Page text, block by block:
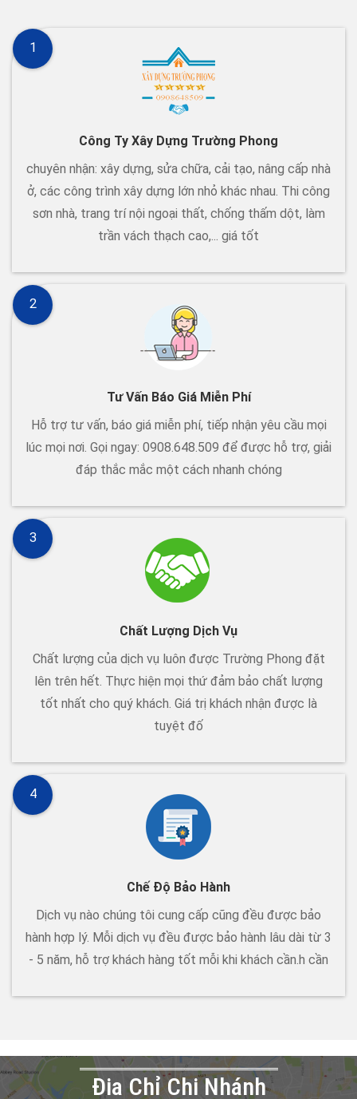
Công Ty Xây Dựng Trường Phong
chuyên nhận: xây dựng, sửa chữa, cải tạo, nâng cấp nhà
ở, các công trình xây dựng lớn nhỏ khác nhau. Thi công
sơn nhà, trang trí nội ngoại thất, chống thấm dột, làm
trần vách thạch cao,... giá tốt
1
Tư Vấn Báo Giá Miễn Phí
Hỗ trợ tư vấn, báo giá miễn phí, tiếp nhận yêu cầu mọi
lúc mọi nơi. Gọi ngay: 0908.648.509 để được hỗ trợ, giải
đáp thắc mắc một cách nhanh chóng
2
Chất Lượng Dịch Vụ
Chất lượng của dịch vụ luôn được Trường Phong đặt
lên trên hết. Thực hiện mọi thứ đảm bảo chất lượng
tốt nhất cho quý khách. Giá trị khách nhận được là
tuyệt đố
3
Chế Độ Bảo Hành
Dịch vụ nào chúng tôi cung cấp cũng đều được bảo
hành hợp lý. Mỗi dịch vụ đều được bảo hành lâu dài từ 3
- 5 năm, hỗ trợ khách hàng tốt mỗi khi khách cần.h cần
4
Đia Chỉ Chi Nhánh